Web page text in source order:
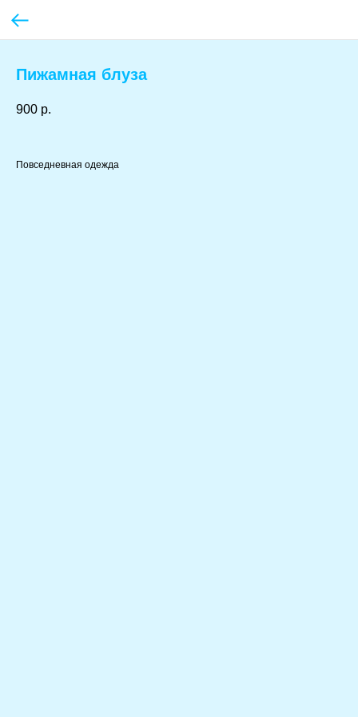
Пижамная блуза
900 р.
Повседневная одежда